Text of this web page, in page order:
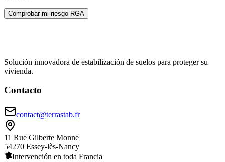
Comprobar mi riesgo RGA
Solución innovadora de estabilización de suelos para proteger su
vivienda.
Contacto
contact@terrastab.fr
11 Rue Gilberte Monne
54270 Essey-lès-Nancy
Intervención en toda Francia